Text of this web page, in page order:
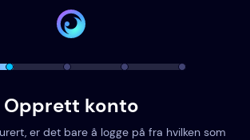
Opprett konto
er det bare å logge på fra hvilken som